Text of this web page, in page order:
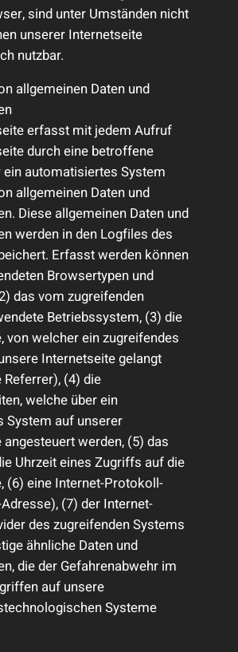
sind unter Umständen nicht
unserer Internetseite
nutzbar.
allgemeinen Daten und
erfasst mit jedem Aufruf
durch eine betroffene
automatisiertes System
allgemeinen Daten und
Diese allgemeinen Daten und
werden in den Logfiles des
Erfasst werden können
Browsertypen und
das vom zugreifenden
Betriebssystem, (3) die
von welcher ein zugreifendes
Internetseite gelangt
(4) die
welche über ein
System auf unserer
werden, (5) das
Uhrzeit eines Zugriffs auf die
(6) eine Internet-Protokoll-
(7) der Internet-
des zugreifenden Systems
ähnliche Daten und
die der Gefahrenabwehr im
auf unsere
Systeme